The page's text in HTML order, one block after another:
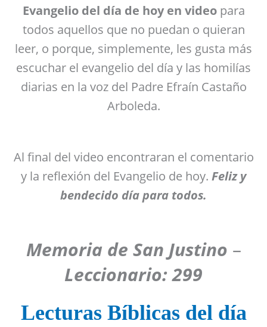
Evangelio del día de hoy en videopara
todos aquellos que no puedan o quieran
leer, o porque, simplemente, les gusta más
escuchar el evangelio del día y las homilías
diarias en la voz del Padre Efraín Castaño
Arboleda.
Al final del video encontraran el comentario
y la reflexión del Evangelio de hoy. Feliz y
bendecido día para todos.
Memoria de San Justino –
Leccionario: 299
Lecturas Bíblicas del día